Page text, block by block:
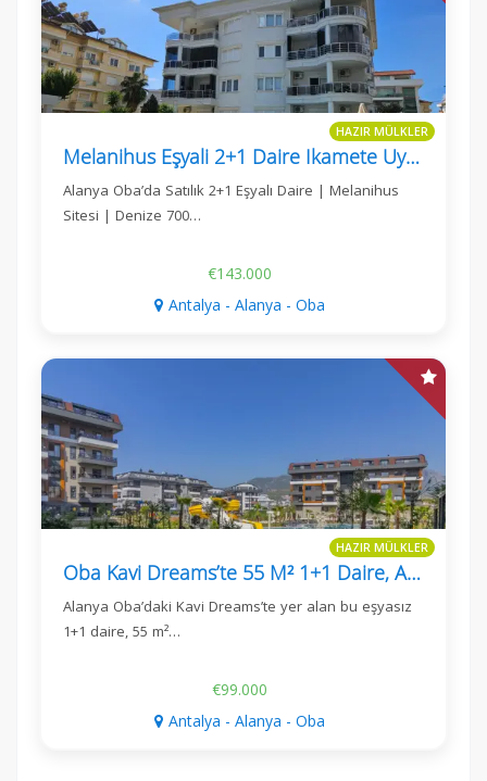
HAZIR MÜLKLER
Melanihus Eşyali 2+1 Daire Ikamete Uygun
Alanya Oba’da Satılık 2+1 Eşyalı Daire | Melanihus
Sitesi | Denize 700…
€143.000
Antalya - Alanya - Oba
HAZIR MÜLKLER
Oba Kavi Dreams’te 55 M² 1+1 Daire, Alanya
Alanya Oba’daki Kavi Dreams’te yer alan bu eşyasız
1+1 daire, 55 m²…
€99.000
Antalya - Alanya - Oba